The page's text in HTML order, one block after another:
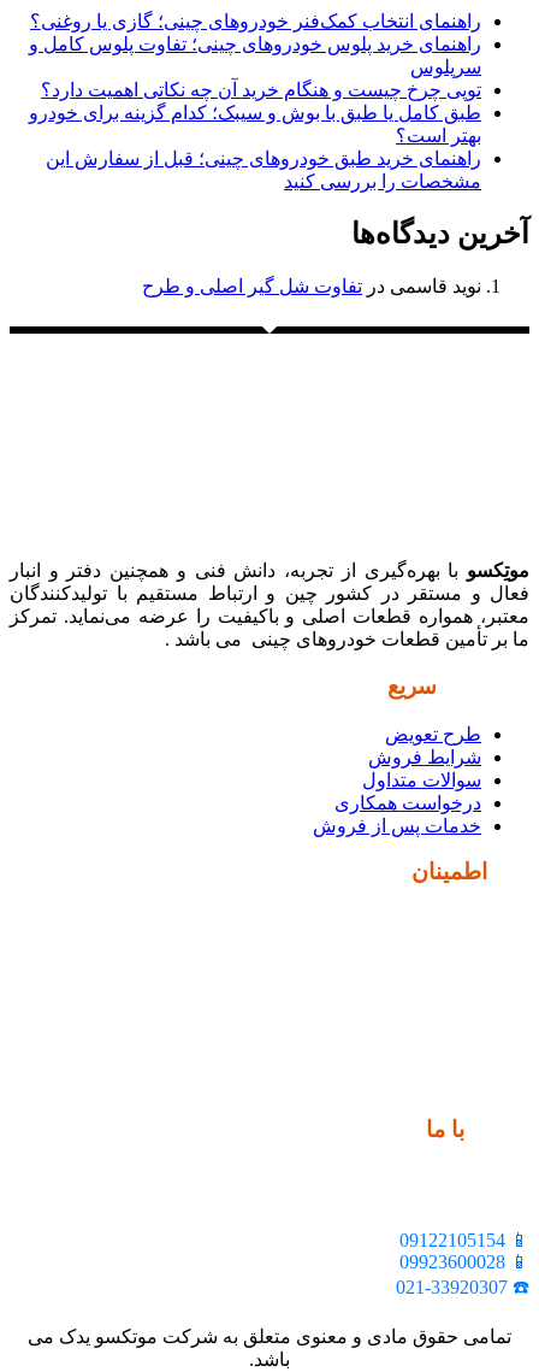
راهنمای انتخاب کمک‌فنر خودروهای چینی؛ گازی یا روغنی؟
راهنمای خرید پلوس خودروهای چینی؛ تفاوت پلوس کامل و
سرپلوس
توپی چرخ چیست و هنگام خرید آن چه نکاتی اهمیت دارد؟
طبق کامل یا طبق با بوش و سیبک؛ کدام گزینه برای خودرو
بهتر است؟
راهنمای خرید طبق خودروهای چینی؛ قبل از سفارش این
مشخصات را بررسی کنید
آخرین دیدگاه‌ها
نوید قاسمی در تفاوت شل گیر اصلی و طرح
موتِکسو با بهره‌گیری از تجربه، دانش فنی و همچنین دفتر و انبار
فعال و مستقر در کشور چین و ارتباط مستقیم با تولیدکنندگان
معتبر، همواره قطعات اصلی و باکیفیت را عرضه می‌نماید. تمرکز
ما بر تأمین قطعات خودروهای چینی می باشد .
سریع
طرح تعویض
شرایط فروش
سوالات متداول
درخواست همکاری
خدمات پس از فروش
اطمینان
با ما
📱 09122105154
📱 09923600028
☎️ 021-33920307
تمامی حقوق مادی و معنوی متعلق به شرکت موتکسو یدک می
باشد.